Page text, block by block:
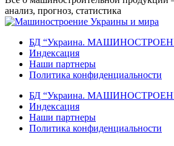
содержанию
анализ, прогноз, статистика
БД “Украина.
Индекcация
Наши партнеры
Политика конфиденциальности
БД “Украина.
Индекcация
Наши партнеры
Политика конфиденциальности